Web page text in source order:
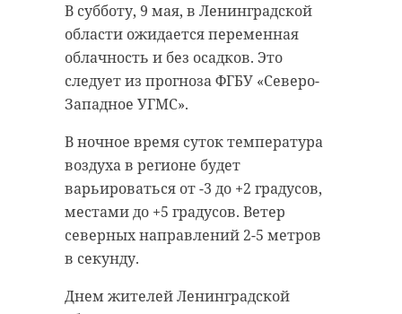
В субботу, 9 мая, в Ленинградской
области ожидается переменная
облачность и без осадков. Это
следует из прогноза ФГБУ «Северо-
Западное УГМС».
В ночное время суток температура
воздуха в регионе будет
варьироваться от -3 до +2 градусов,
местами до +5 градусов. Ветер
северных направлений 2-5 метров
в секунду.
Днем жителей Ленинградской